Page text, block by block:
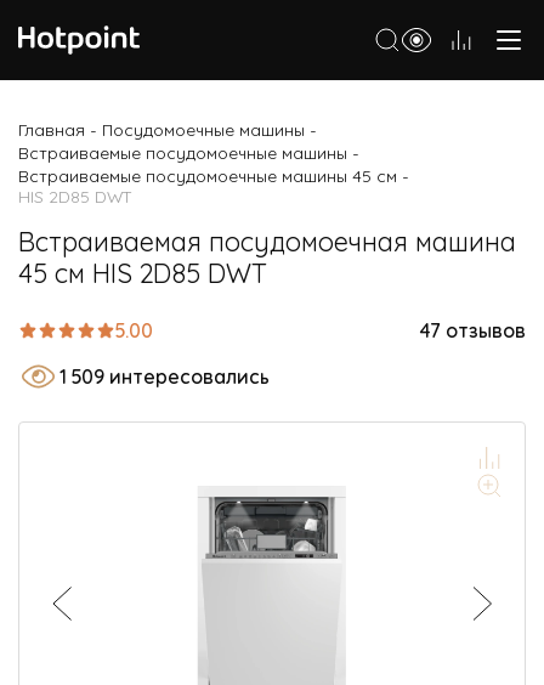
Морозильные камеры
Стиральные и сушильные машины
Посудомоечные машины
Духовые шкафы
Кухонные плиты
Микроволновые печи
Малая бытовая техника
О Hotpoint
Главная - Посудомоечные машины -
Встраиваемые посудомоечные машины -
Встраиваемые посудомоечные машины 45 см -
HIS 2D85 DWT
Встраиваемая посудомоечная машина
45 см HIS 2D85 DWT
5.00
47 отзывов
1 509 интересовались